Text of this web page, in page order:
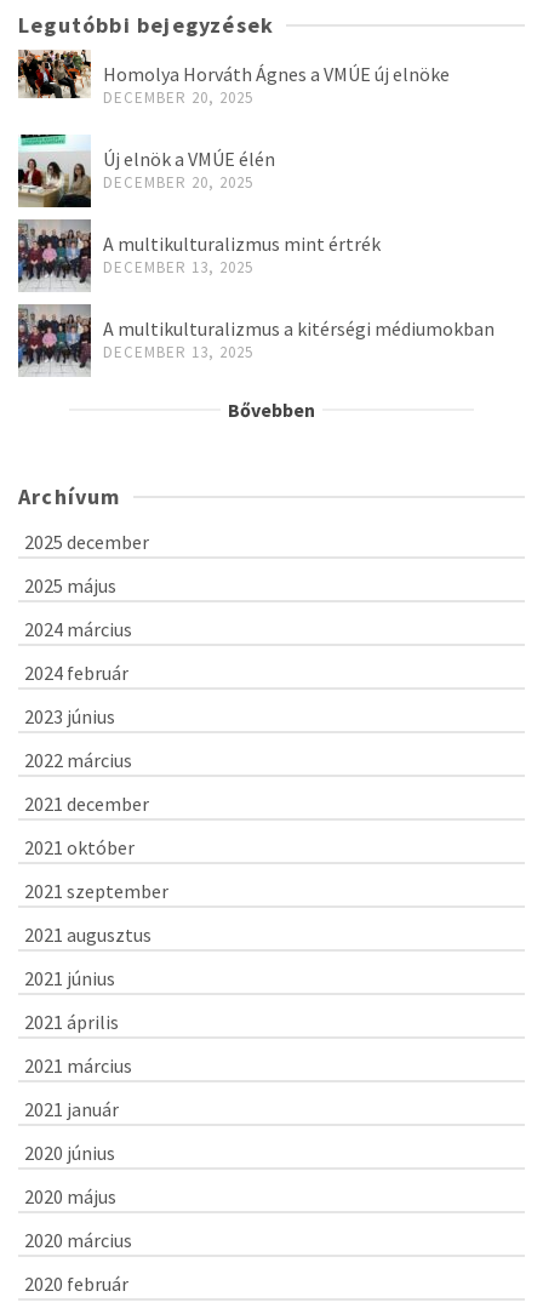
Legutóbbi bejegyzések
Homolya Horváth Ágnes a VMÚE új elnöke
DECEMBER 20, 2025
Új elnök a VMÚE élén
DECEMBER 20, 2025
A multikulturalizmus mint értrék
DECEMBER 13, 2025
A multikulturalizmus a kitérségi médiumokban
DECEMBER 13, 2025
Bővebben
Archívum
2025 december
2025 május
2024 március
2024 február
2023 június
2022 március
2021 december
2021 október
2021 szeptember
2021 augusztus
2021 június
2021 április
2021 március
2021 január
2020 június
2020 május
2020 március
2020 február